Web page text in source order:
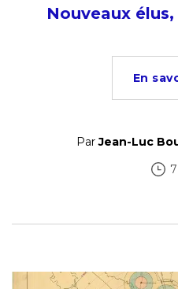
Nouveaux
En
ParJean-Luc